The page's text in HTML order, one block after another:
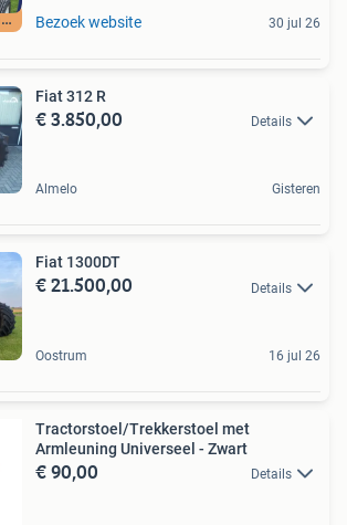
Sparepartsholland Bezoek website 30 jul 26
Fiat 312 R
€ 3.850,00 Details
Almelo Gisteren
Fiat 1300DT
€ 21.500,00 Details
Oostrum 16 jul 26
Tractorstoel/Trekkerstoel met
Armleuning Universeel - Zwart
€ 90,00 Details